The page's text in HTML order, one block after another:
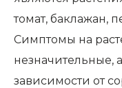
томат, баклажан,
Симптомы на
незначительные,
зависимости от